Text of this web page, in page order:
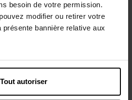
besoin de votre permission.
modifier ou retirer votre
bannière relative aux
Tout autoriser